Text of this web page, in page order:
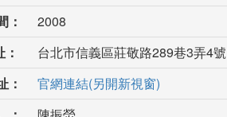
：
2008
台北市信義區莊敬路289巷3弄4號
：
官網連結(另開新視窗)